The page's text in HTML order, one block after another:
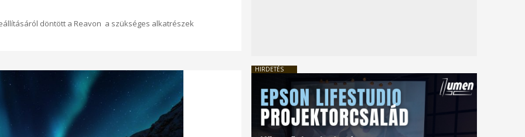
döntött a Reavon a szükséges alkatrészek
HIRDETÉS